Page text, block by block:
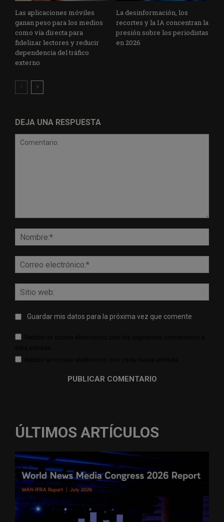
Las aplicaciones móviles
ganan peso para los medios
como vía directa para
fidelizar lectores y reducir
dependencia del tráfico
externo
La desinformación, los
recortes y la IA concentran la
presión sobre los periodistas
en 2026
DEJA UNA RESPUESTA
Guardar mis datos para la próxima vez que comente
ÚLTIMOS ARTÍCULOS